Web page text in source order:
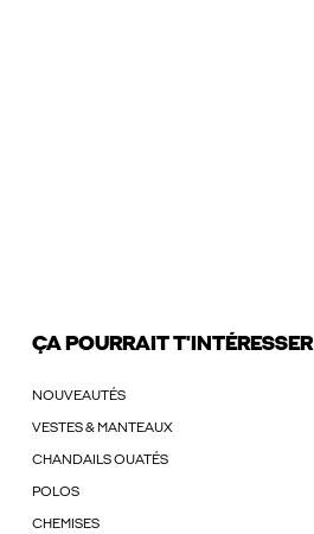
ÇA POURRAIT T'INTÉRESSER
NOUVEAUTÉS
VESTES & MANTEAUX
CHANDAILS OUATÉS
POLOS
CHEMISES